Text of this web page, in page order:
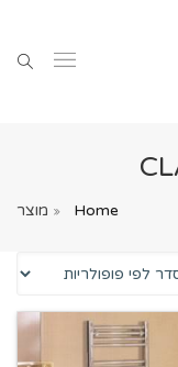
Home מוצר